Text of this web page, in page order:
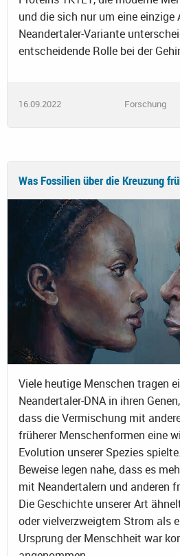
und die sich nur um eine einzige
Neandertaler-Variante
entscheidende Rolle bei der
16.09.2022 Forschung
Was Fossilien über die Kreuzung
Viele heutige Menschen tragen
Neandertaler-DNA in ihren
dass die Vermischung mit
früherer Menschenformen eine
Evolution unserer Spezies
Beweise legen nahe, dass es
mit Neandertalern und anderen
Die Geschichte unserer Art
oder vielverzweigtem Strom als
Ursprung der Menschheit war